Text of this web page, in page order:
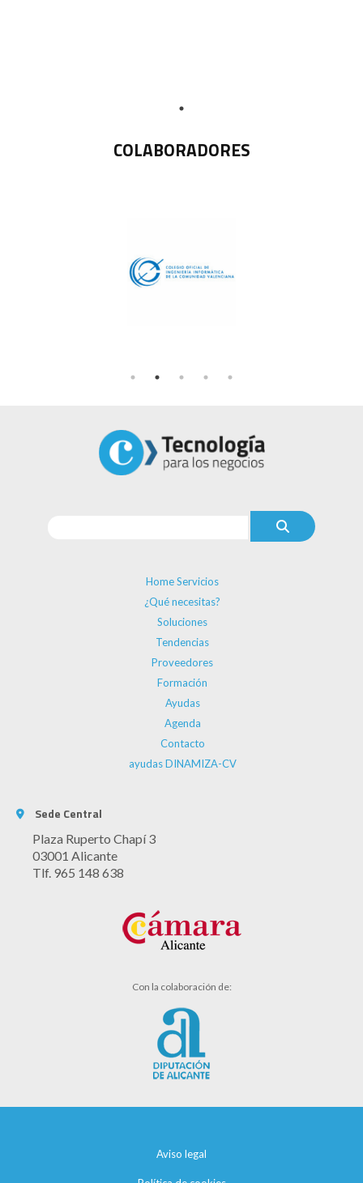
COLABORADORES
Home Servicios
¿Qué necesitas?
Soluciones
Tendencias
Proveedores
Formación
Ayudas
Agenda
Contacto
ayudas DINAMIZA-CV
Sede Central
Plaza Ruperto Chapí 3
03001 Alicante
Tlf. 965 148 638
Con la colaboración de:
Aviso legal